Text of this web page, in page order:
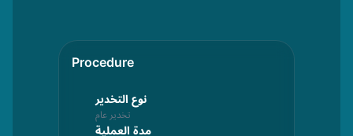
Procedure
نوع التخدير
تخدير عام
مدة العملية